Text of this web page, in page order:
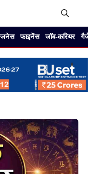
फाइनेंस जॉब-करियर